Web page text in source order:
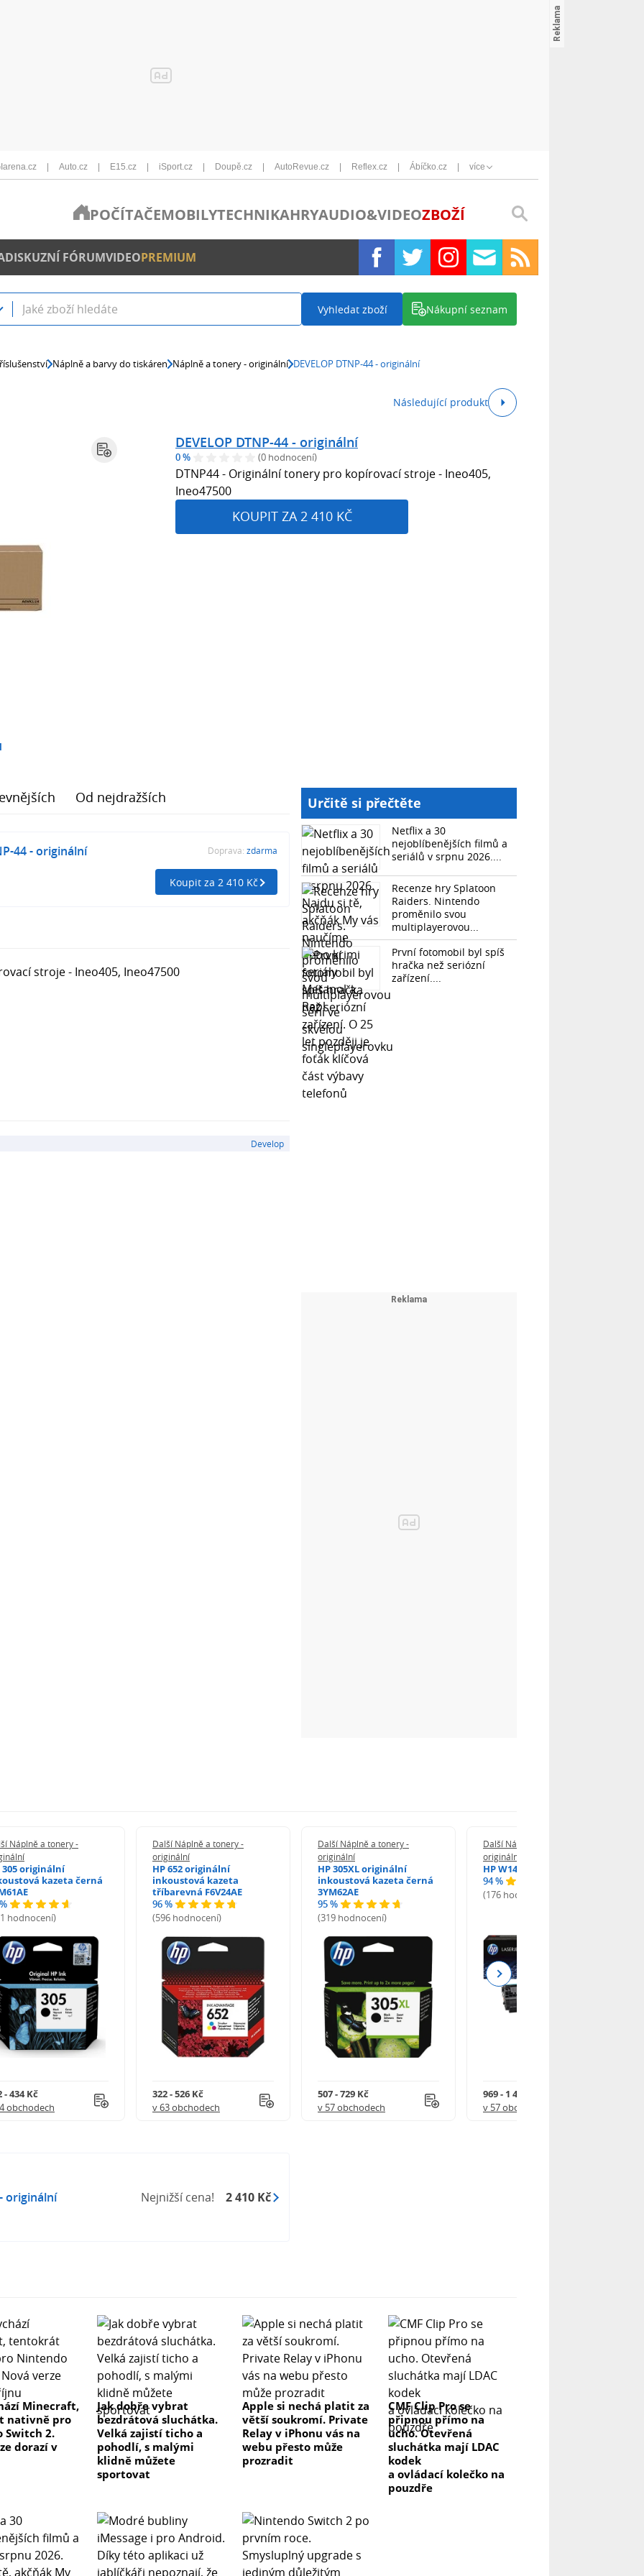
Auto.cz E15.cz iSport.cz Doupě.cz AutoRevue.cz Reflex.cz Ábíčko.cz více
POČÍTAČEMOBILYTECHNIKAHRYAUDIO&VIDEOZBOŽÍ
DISKUZNÍ FÓRUMVIDEOPREMIUM
Vyhledat zboží Nákupní seznam
Náplně a barvy do tiskáren Náplně a tonery - originální DEVELOP DTNP-44 - originální
Následující produkt
DEVELOP DTNP-44 - originální
0 % (0 hodnocení)
DTNP44 - Originální tonery pro kopírovací stroje - Ineo405,
Ineo47500
KOUPIT ZA 2 410 KČ
Od nejdražších
44 - originální Doprava: zdarma
Koupit za 2 410 Kč
stroje - Ineo405, Ineo47500
Develop
Určitě si přečtěte
Netflix a 30
nejoblíbenějších filmů a
seriálů v srpnu 2026....
Recenze hry Splatoon
Raiders. Nintendo
proměnilo svou
multiplayerovou...
První fotomobil byl spíš
hračka než seriózní
zařízení....
Náplně a tonery -
305 originální
kazeta černá
hodnocení)
- 434 Kč
obchodech
Další Náplně a tonery -
originální
HP 652 originální
inkoustová kazeta
tříbarevná F6V24AE
96 %
(596 hodnocení)
322 - 526 Kč
v 63 obchodech
Další Náplně a tonery -
originální
HP 305XL originální
inkoustová kazeta černá
3YM62AE
95 %
(319 hodnocení)
507 - 729 Kč
v 57 obchodech
Další Náplně a tonery -
originální
HP W1420A - originální
94 %
(176 hodnocení)
969 - 1 490 Kč
v 57 obchodech
Next
originální Nejnižší cena! 2 410 Kč
Minecraft,
nativně pro
Switch 2.
dorazí v
Jak dobře vybrat
bezdrátová sluchátka.
Velká zajistí ticho a
pohodlí, s malými
klidně můžete
sportovat
Apple si nechá platit za
větší soukromí. Private
Relay v iPhonu vás na
webu přesto může
prozradit
CMF Clip Pro se
připnou přímo na
ucho. Otevřená
sluchátka mají LDAC
kodek
a ovládací kolečko na
pouzdře